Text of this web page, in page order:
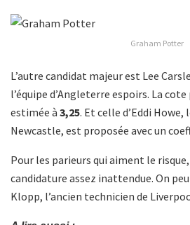
Graham Potter
L’autre candidat majeur est Lee
l’équipe d’Angleterre espoirs. La
estimée à 3,25. Et celle d’Eddi Howe,
Newcastle, est proposée avec un
Pour les parieurs qui aiment le risque,
candidature assez inattendue. On
Klopp, l’ancien technicien de